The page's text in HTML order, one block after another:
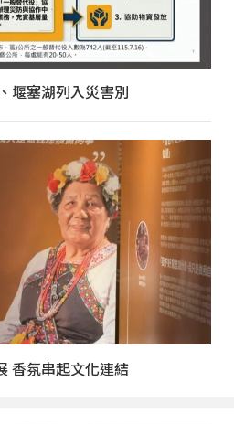
堰塞湖列入災害別
香氛串起文化連結